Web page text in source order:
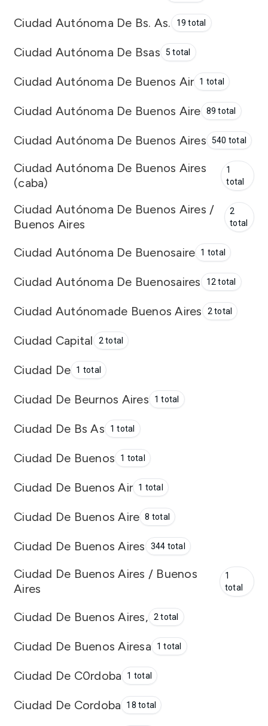
Ciudad Autónoma De Bs. As. 19 total
Ciudad Autónoma De Bsas 5 total
Ciudad Autónoma De Buenos Air 1 total
Ciudad Autónoma De Buenos Aire 89 total
Ciudad Autónoma De Buenos Aires 540 total
Ciudad Autónoma De Buenos Aires
(caba)
1
total
Ciudad Autónoma De Buenos Aires /
Buenos Aires
2
total
Ciudad Autónoma De Buenosaire 1 total
Ciudad Autónoma De Buenosaires 12 total
Ciudad Autónomade Buenos Aires 2 total
Ciudad Capital 2 total
Ciudad De 1 total
Ciudad De Beurnos Aires 1 total
Ciudad De Bs As 1 total
Ciudad De Buenos 1 total
Ciudad De Buenos Air 1 total
Ciudad De Buenos Aire 8 total
Ciudad De Buenos Aires 344 total
Ciudad De Buenos Aires / Buenos
Aires
1
total
Ciudad De Buenos Aires, 2 total
Ciudad De Buenos Airesa 1 total
Ciudad De C0rdoba 1 total
Ciudad De Cordoba 18 total